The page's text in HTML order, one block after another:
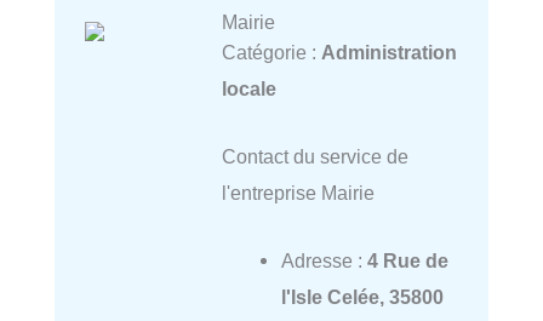
Mairie
Catégorie : Administration
locale
Contact du service de
l'entreprise Mairie
Adresse : 4 Rue de
l'Isle Celée, 35800